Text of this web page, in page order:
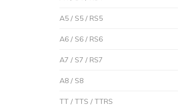
A5 / S5 / RS5
A6 / S6 / RS6
A7 / S7 / RS7
A8 / S8
TT / TTS / TTRS